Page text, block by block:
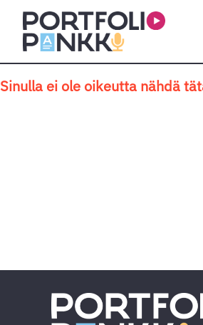
Siirry sisältöön
Sinulla ei ole oikeutta nähdä